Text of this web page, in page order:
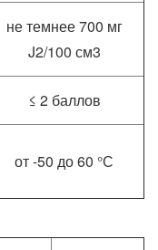
не темнее 700 мг
J2/100 см3
≤ 2 баллов
от -50 до 60 °С